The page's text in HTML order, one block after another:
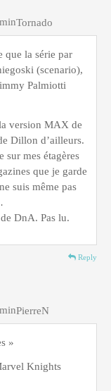
Tornado
que la série par
(scenario),
Palmiotti
version MAX de
Dillon d’ailleurs.
sur mes étagères
que je garde
suis même pas
DnA. Pas lu.
Reply
PierreN
»
Knights